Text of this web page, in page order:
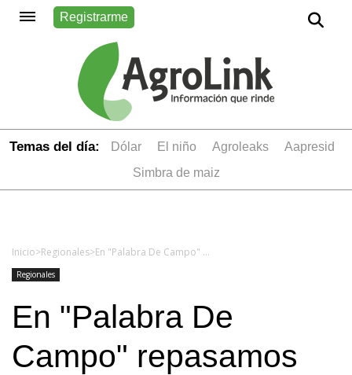
Registrarme
Temas del día: dólar el niño Agroleaks
aapresid
simbra de maiz
Inicio>Regionales> En "Palabra De Campo" repasamos cómo se viene la campaña de trigo y analizamos la situación de las economías regionales
Regionales
En "Palabra De
Campo" repasamos